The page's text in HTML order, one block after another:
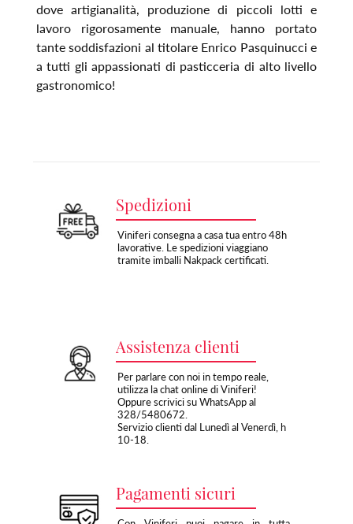
dove artigianalità, produzione di piccoli lotti e
lavoro rigorosamente manuale, hanno portato
tante soddisfazioni al titolare Enrico Pasquinucci e
a tutti gli appassionati di pasticceria di alto livello
gastronomico!
Spedizioni
Viniferi consegna a casa tua entro 48h
lavorative. Le spedizioni viaggiano
tramite imballi Nakpack certificati.
Assistenza clienti
Per parlare con noi in tempo reale,
utilizza la chat online di Viniferi!
Oppure scrivici su WhatsApp al
328/5480672.
Servizio clienti dal Lunedì al Venerdì, h
10-18.
Pagamenti sicuri